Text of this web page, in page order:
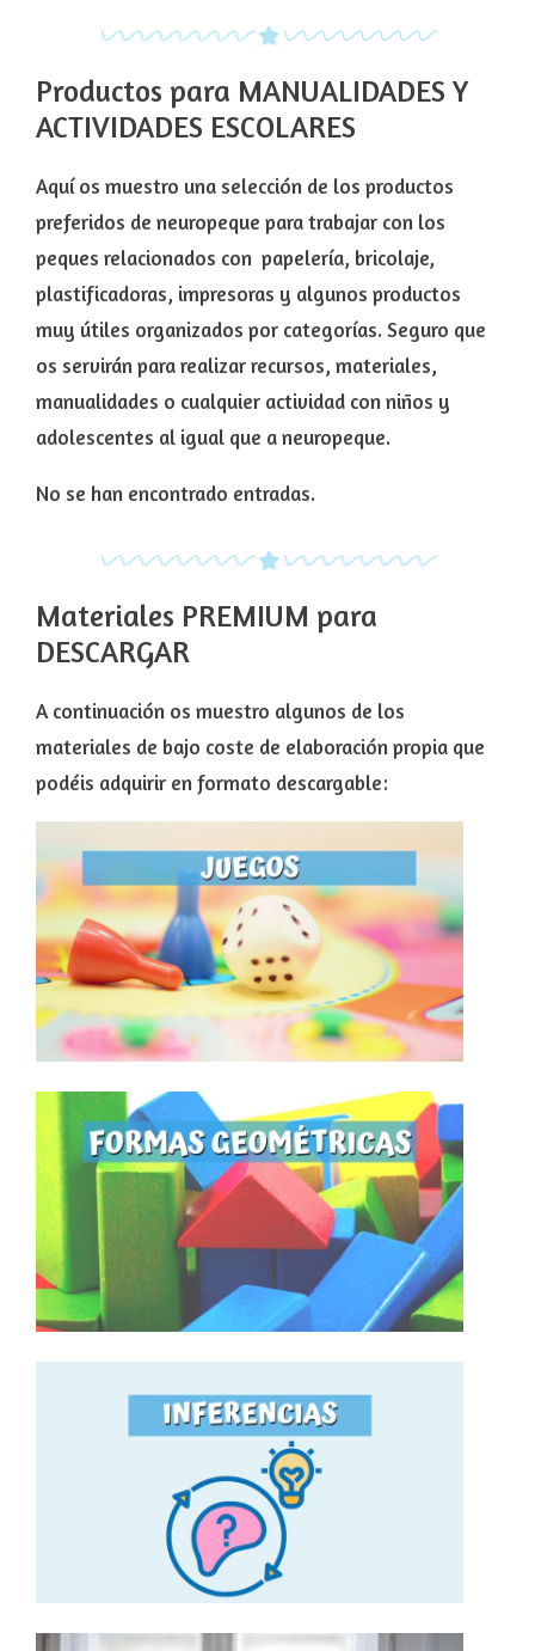
Productos para MANUALIDADES Y
ACTIVIDADES ESCOLARES
Aquí os muestro una selección de los productos
preferidos de neuropeque para trabajar con los
peques relacionados con papelería, bricolaje,
plastificadoras, impresoras y algunos productos
muy útiles organizados por categorías. Seguro que
os servirán para realizar recursos, materiales,
manualidades o cualquier actividad con niños y
adolescentes al igual que a neuropeque.
No se han encontrado entradas.
Materiales PREMIUM para
DESCARGAR
A continuación os muestro algunos de los
materiales de bajo coste de elaboración propia que
podéis adquirir en formato descargable: